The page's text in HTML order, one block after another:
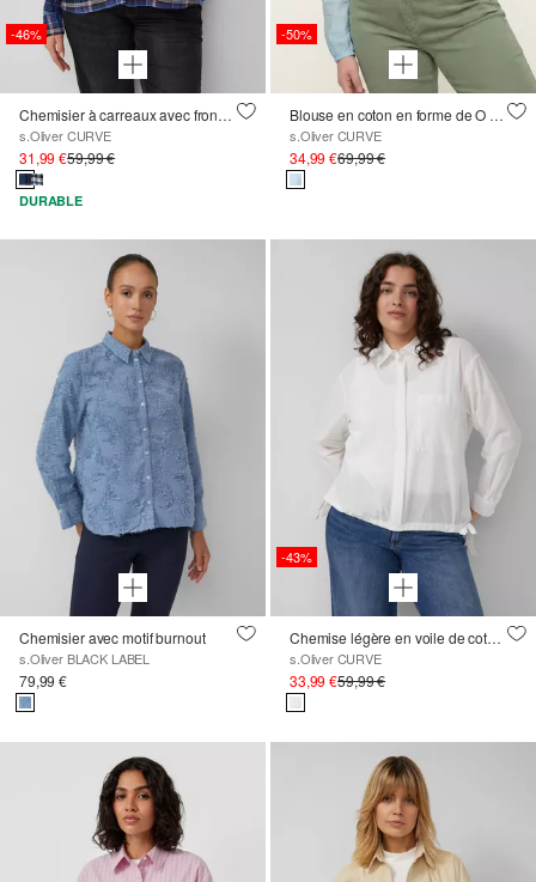
-46%
Chemisier à carreaux avec fronces dans le dos
s.Oliver CURVE
31,99 €59,99 €
DURABLE
-50%
Blouse en coton en forme de O avec broderie
s.Oliver CURVE
34,99 €69,99 €
Chemisier avec motif burnout
s.Oliver BLACK LABEL
79,99 €
-43%
Chemise légère en voile de coton avec détail de nœuds
s.Oliver CURVE
33,99 €59,99 €